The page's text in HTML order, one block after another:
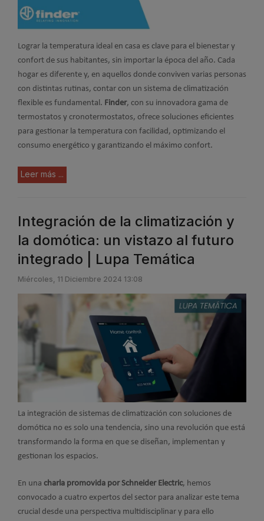
Lograr la temperatura ideal en casa es clave para el bienestar y
confort de sus habitantes, sin importar la época del año. Cada
hogar es diferente y, en aquellos donde conviven varias personas
con distintas rutinas, contar con un sistema de climatización
flexible es fundamental. Finder, con su innovadora gama de
termostatos y cronotermostatos, ofrece soluciones eficientes
para gestionar la temperatura con facilidad, optimizando el
consumo energético y garantizando el máximo confort.
Leer más ...
Integración de la climatización y
la domótica: un vistazo al futuro
integrado | Lupa Temática
Miércoles, 11 Diciembre 2024 13:08
La integración de sistemas de climatización con soluciones de
domótica no es solo una tendencia, sino una revolución que está
transformando la forma en que se diseñan, implementan y
gestionan los espacios.
En una charla promovida por Schneider Electric, hemos
convocado a cuatro expertos del sector para analizar este tema
crucial desde una perspectiva multidisciplinar y para ello